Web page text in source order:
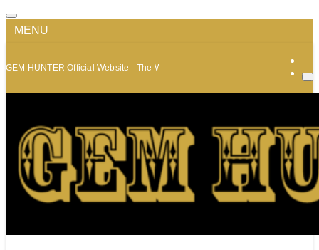
MENU
GEM HUNTER Official Website - The World of Minerals and Jewelry